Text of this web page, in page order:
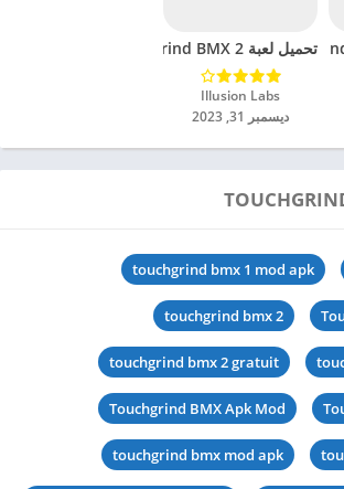
تحميل لعبة Touchgrind BMX 2 مهكرة للاندرويد 2024
Illusion Labs‏
ديسمبر 31, 2023
touchgrind bmx 1 mod apk
touchgrind bmx 2
touchgrind bmx 2 gratuit
Touchgrind BMX Apk Mod
touchgrind bmx mod apk